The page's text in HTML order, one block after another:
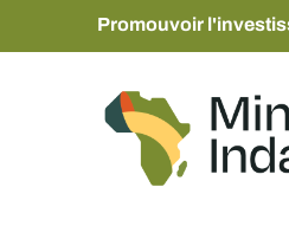
Promouvoir